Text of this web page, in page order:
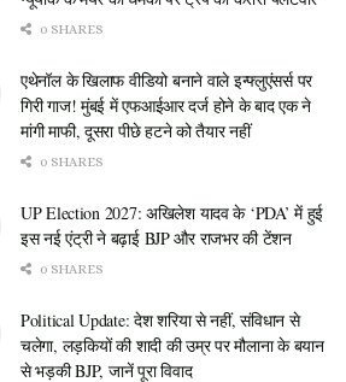
0 SHARES
एथेनॉल के खिलाफ वीडियो बनाने वाले इन्फ्लुएंसर्स पर
गिरी गाज! मुंबई में एफआईआर दर्ज होने के बाद एक ने
मांगी माफी, दूसरा पीछे हटने को तैयार नहीं
0 SHARES
UP Election 2027: अखिलेश यादव के ‘PDA’ में हुई
इस नई एंट्री ने बढ़ाई BJP और राजभर की टेंशन
0 SHARES
Political Update: देश शरिया से नहीं, संविधान से
चलेगा, लड़कियों की शादी की उम्र पर मौलाना के बयान
से भड़की BJP, जानें पूरा विवाद